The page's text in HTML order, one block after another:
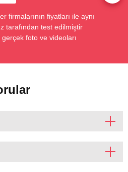
firmalarının fiyatları ile aynı
tarafından test edilmiştir
gerçek foto ve videoları